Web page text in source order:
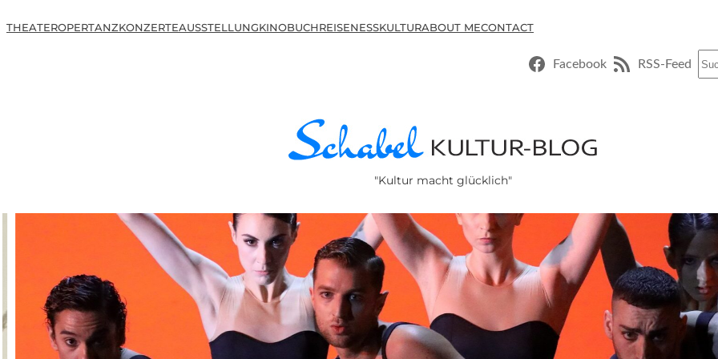
THEATEROPERTANZKONZERTEAUSSTELLUNGKINOBUCHREISENESSKULTURABOUT MECONTACT
Facebook RSS-Feed
"Kultur macht glücklich"